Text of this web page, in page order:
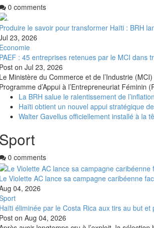
0 comments
Produire le savoir pour transformer Haïti : BRH
23, 2026
Economie
PAEF : 45 entreprises retenues par le MCI dans
Post on Jul 23, 2026
Le Ministère du Commerce et de l’Industrie
Programme d’Appui à l’Entrepreneuriat Féminin
La BRH salue le ralentissement de
Haïti obtient un nouvel appui stratégique
Walter Gavellus officiellement installé à la
Sport
0 comments
Le Violette AC lance sa campagne caribéenne
04, 2026
Haïti éliminée par le Costa Rica aux tirs au but
Post on Aug 04, 2026